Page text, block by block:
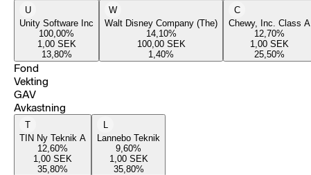
U
Unity Software Inc
100,00%
1,00 SEK
13,80%
W
Walt Disney Company (The)
14,10%
100,00 SEK
1,40%
C
Chewy, Inc. Class A
12,70%
1,00 SEK
25,50%
Fond
Vekting
GAV
Avkastning
T
TIN Ny Teknik A
12,60%
1,00 SEK
35,80%
L
Lannebo Teknik
9,60%
1,00 SEK
35,80%